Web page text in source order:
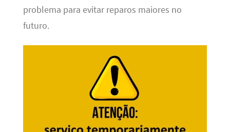
problema para evitar reparos maiores no
futuro.